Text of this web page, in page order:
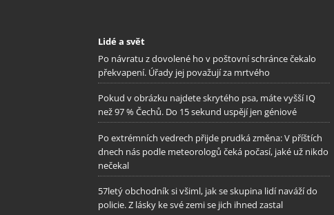
Lidé a svět
Po návratu z dovolené ho v poštovní schránce čekalo
překvapení. Úřady jej považují za mrtvého
Pokud v obrázku najdete skrytého psa, máte vyšší IQ
než 97 % Čechů. Do 15 sekund uspějí jen géniové
Po extrémních vedrech přijde prudká změna: V příštích
dnech nás podle meteorologů čeká počasí, jaké už nikdo
nečekal
57letý obchodník si všiml, jak se skupina lidí naváží do
policie. Z lásky ke své zemi se jich ihned zastal